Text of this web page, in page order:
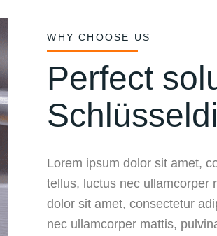
WHY CHOOSE US
Perfect
Lorem ipsum dolor sit amet,
tellus, luctus nec ullamcorper
dolor sit amet, consectetur
nec ullamcorper mattis,